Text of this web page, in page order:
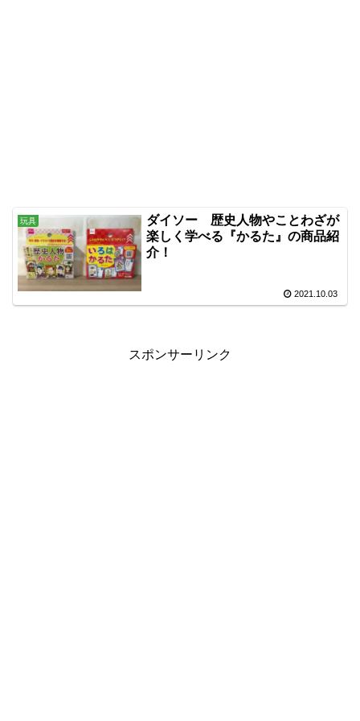
玩具
ダイソー 歴史人物やことわざが
楽しく学べる『かるた』の商品紹
介！
2021.10.03
スポンサーリンク